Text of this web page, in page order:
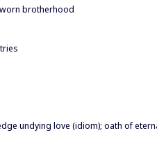
brotherhood
undying love (idiom); oath of